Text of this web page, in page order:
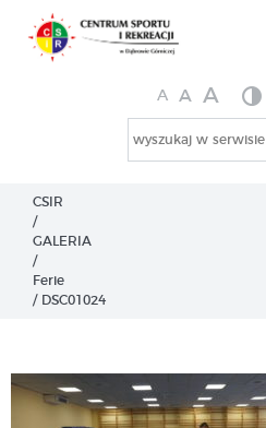
A A A 
wyszukaj w serwisie
CSIR
/
GALERIA
/
Ferie
/ DSC01024